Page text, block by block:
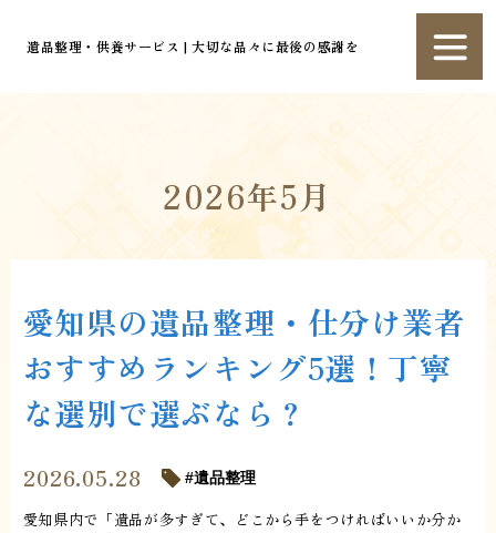
遺品整理・供養サービス | 大切な品々に最後の感謝を
2026年5月
愛知県の遺品整理・仕分け業者
おすすめランキング5選！丁寧
な選別で選ぶなら？
2026.05.28 遺品整理
愛知県内で「遺品が多すぎて、どこから手をつければいいか分か